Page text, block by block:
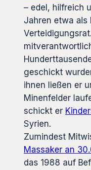
– edel, hilfreich
Jahren etwa als
geschickt
ihnen ließen er
Minenfelder
schickt er
Syrien.
Zumindest
Massaker an
das 1988 auf